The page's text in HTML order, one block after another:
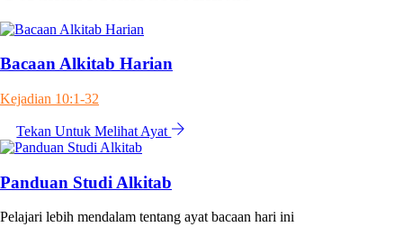
Bacaan Alkitab Harian
Kejadian 10:1-32
Tekan Untuk Melihat Ayat
Panduan Studi Alkitab
Pelajari lebih mendalam tentang ayat bacaan hari ini